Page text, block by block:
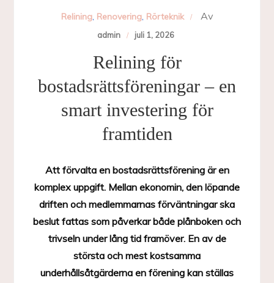
Relining, Renovering, Rörteknik Av
admin juli 1, 2026
Relining för
bostadsrättsföreningar – en
smart investering för
framtiden
Att förvalta en bostadsrättsförening är en
komplex uppgift. Mellan ekonomin, den löpande
driften och medlemmarnas förväntningar ska
beslut fattas som påverkar både plånboken och
trivseln under lång tid framöver. En av de
största och mest kostsamma
underhållsåtgärderna en förening kan ställas